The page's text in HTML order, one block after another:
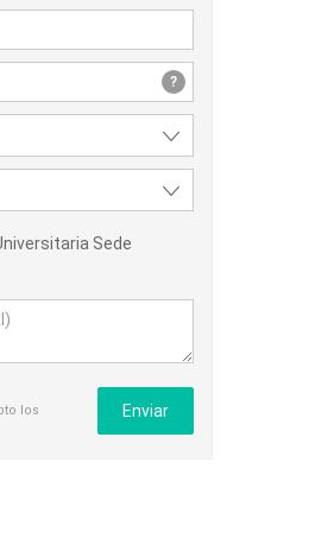
?
Sede
los
Enviar